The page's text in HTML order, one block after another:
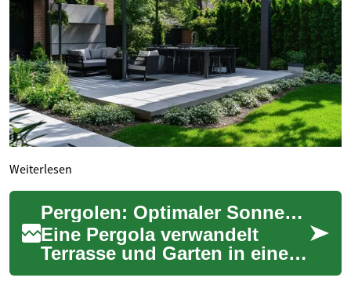
Weiterlesen
Pergolen: Optimaler Sonnenschutz für Terrasse & Garten
Eine Pergola verwandelt
Terrasse und Garten in einen
gemütlichen Außenraum: Sie